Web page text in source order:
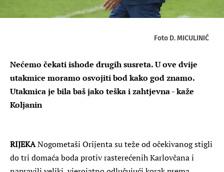
Foto D. MICULINIĆ
Nećemo čekati ishode drugih susreta. U ove dvije
utakmice moramo osvojiti bod kako god znamo.
Utakmica je bila baš jako teška i zahtjevna - kaže
Koljanin
RIJEKANogometaši Orijenta su teže od očekivanog stigli
do tri domaća boda protiv rasterećenih Karlovčana i